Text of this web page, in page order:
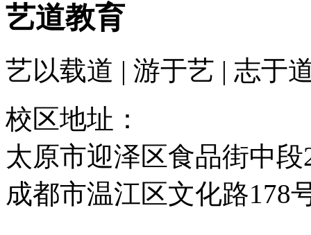
艺道教育
艺以载道 | 游于艺 | 志于
校区地址：
太原市迎泽区食品街中段
成都市温江区文化路178